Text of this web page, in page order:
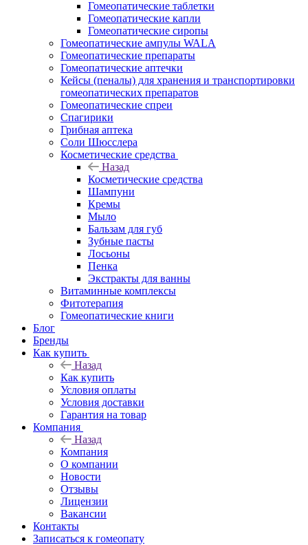
Гомеопатические таблетки
Гомеопатические капли
Гомеопатические сиропы
Гомеопатические ампулы WALA
Гомеопатические препараты
Гомеопатические аптечки
Кейсы (пеналы) для хранения и транспортировки
гомеопатических препаратов
Гомеопатические спреи
Спагирики
Грибная аптека
Соли Шюсслера
Косметические средства
Назад
Косметические средства
Шампуни
Кремы
Мыло
Бальзам для губ
Зубные пасты
Лосьоны
Пенка
Экстракты для ванны
Витаминные комплексы
Фитотерапия
Гомеопатические книги
Блог
Бренды
Как купить
Назад
Как купить
Условия оплаты
Условия доставки
Гарантия на товар
Компания
Назад
Компания
О компании
Новости
Отзывы
Лицензии
Вакансии
Контакты
Записаться к гомеопату